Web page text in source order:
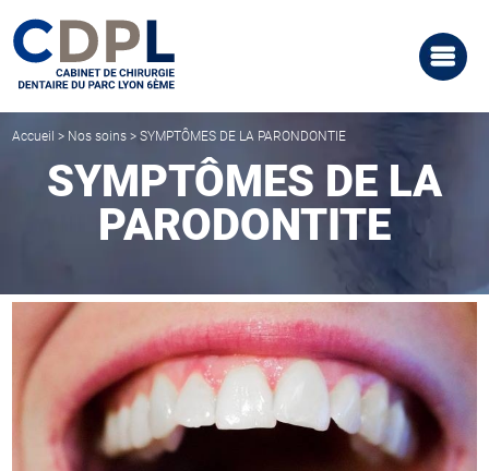
Accueil > Nos soins >SYMPTÔMES DE LA PARONDONTIE
SYMPTÔMES DE LA
PARODONTITE